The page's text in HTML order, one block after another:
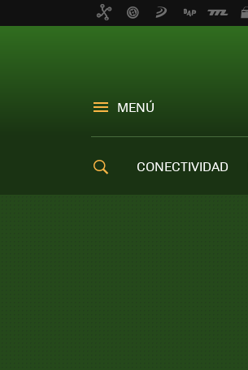
MENÚ
CONECTIVIDAD